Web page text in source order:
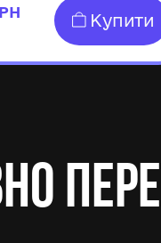
Купити